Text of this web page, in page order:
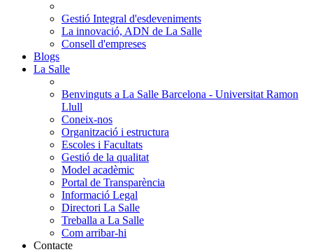
Gestió Integral d'esdeveniments
La innovació, ADN de La Salle
Consell d'empreses
Blogs
La Salle
Benvinguts a La Salle Barcelona - Universitat Ramon
Llull
Coneix-nos
Organització i estructura
Escoles i Facultats
Gestió de la qualitat
Model acadèmic
Portal de Transparència
Informació Legal
Directori La Salle
Treballa a La Salle
Com arribar-hi
Contacte